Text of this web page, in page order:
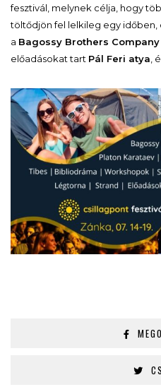
fesztivál, melynek célja, hogy
töltődjön fel lelkileg egy időben,
a Bagossy Brothers Company
előadásokat tart Pál Feri atya ,